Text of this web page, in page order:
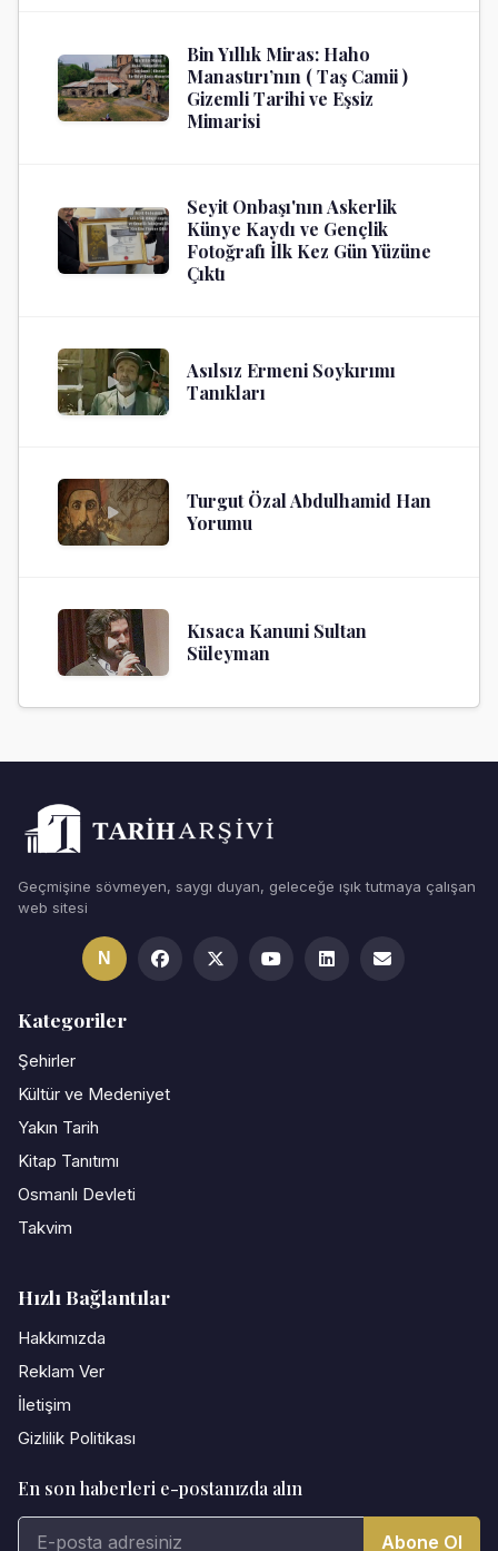
Bin Yıllık Miras: Haho
Manastırı’nın ( Taş Camii )
Gizemli Tarihi ve Eşsiz
Mimarisi
Seyit Onbaşı'nın Askerlik
Künye Kaydı ve Gençlik
Fotoğrafı İlk Kez Gün Yüzüne
Çıktı
Asılsız Ermeni Soykırımı
Tanıkları
Turgut Özal Abdulhamid Han
Yorumu
Kısaca Kanuni Sultan
Süleyman
Geçmişine sövmeyen, saygı duyan, geleceğe ışık tutmaya çalışan
web sitesi
N
Kategoriler
Şehirler
Kültür ve Medeniyet
Yakın Tarih
Kitap Tanıtımı
Osmanlı Devleti
Takvim
Hızlı Bağlantılar
Hakkımızda
Reklam Ver
İletişim
Gizlilik Politikası
En son haberleri e-postanızda alın
Abone Ol